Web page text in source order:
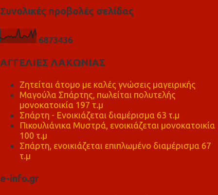
Συνολικές προβολές σελίδας
6873436
ΑΓΓΕΛΙΕΣ ΛΑΚΩΝΙΑΣ
Ζητείται άτομο με καλές γνώσεις μαγειρικής
Μαγούλα Σπάρτης, πωλείται πολυτελής
μονοκατοικία 197 τ.μ
Σπάρτη - Ενοικιάζεται διαμέρισμα 63 τ.μ
Πικουλιάνικα Μυστρά, ενοικιάζεται μονοκατοικία
100 τ.μ
Σπάρτη, ενοικιάζεται επιπλωμένο διαμέρισμα 67
τ.μ
e-info.gr